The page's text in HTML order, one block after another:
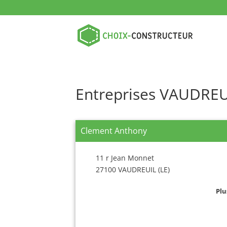
Entreprises
Clement Anthony
11 r Jean Monnet
27100 VAUDREUIL (LE)